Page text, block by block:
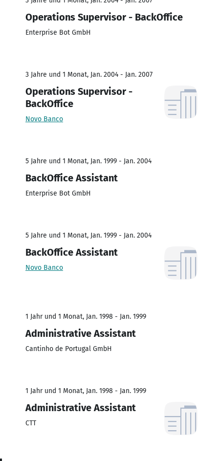
Operations Supervisor - BackOffice
Enterprise Bot GmbH
3 Jahre und 1 Monat, Jan. 2004 - Jan. 2007
Operations Supervisor -
BackOffice
Novo Banco
5 Jahre und 1 Monat, Jan. 1999 - Jan. 2004
BackOffice Assistant
Enterprise Bot GmbH
5 Jahre und 1 Monat, Jan. 1999 - Jan. 2004
BackOffice Assistant
Novo Banco
1 Jahr und 1 Monat, Jan. 1998 - Jan. 1999
Administrative Assistant
Cantinho de Portugal GmbH
1 Jahr und 1 Monat, Jan. 1998 - Jan. 1999
Administrative Assistant
CTT